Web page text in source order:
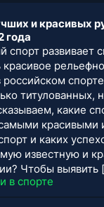
и красивых
года
спорт развивает
красивое
российском
титулованных,
какие
красивыми
и каких
известную и
Чтобы выявить
в спорте